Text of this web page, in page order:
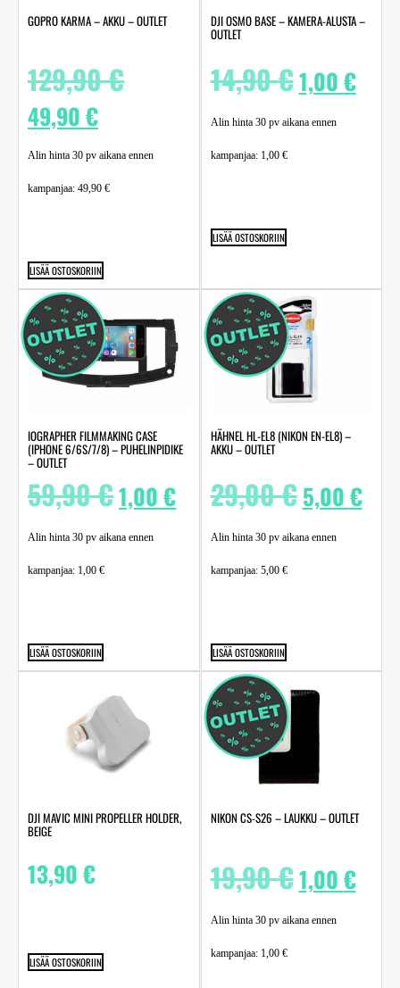
GOPRO KARMA – AKKU – OUTLET
129,90€
49,90€
Alin hinta 30 pv aikana ennen
kampanjaa: 49,90 €
LISÄÄ OSTOSKORIIN
DJI OSMO BASE – KAMERA-ALUSTA –
OUTLET
14,90€1,00€
Alin hinta 30 pv aikana ennen
kampanjaa: 1,00 €
LISÄÄ OSTOSKORIIN
IOGRAPHER FILMMAKING CASE
(IPHONE 6/6S/7/8) – PUHELINPIDIKE
– OUTLET
59,90€1,00€
Alin hinta 30 pv aikana ennen
kampanjaa: 1,00 €
LISÄÄ OSTOSKORIIN
HÄHNEL HL-EL8 (NIKON EN-EL8) –
AKKU – OUTLET
29,00€ 5,00€
Alin hinta 30 pv aikana ennen
kampanjaa: 5,00 €
LISÄÄ OSTOSKORIIN
DJI MAVIC MINI PROPELLER HOLDER,
BEIGE
13,90€
LISÄÄ OSTOSKORIIN
NIKON CS-S26 – LAUKKU – OUTLET
19,90€1,00€
Alin hinta 30 pv aikana ennen
kampanjaa: 1,00 €